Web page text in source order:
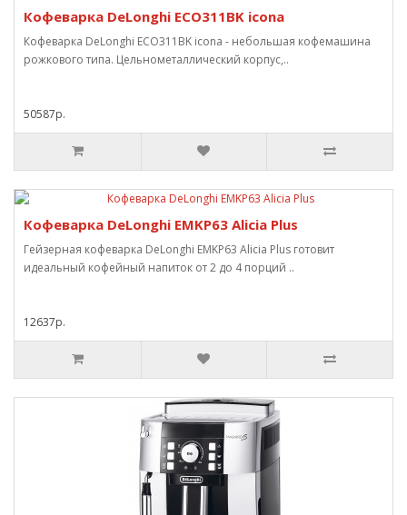
Кофеварка DeLonghi ECO311BK icona
Кофеварка DeLonghi ECO311BK icona - небольшая кофемашина
рожкового типа. Цельнометаллический корпус,..
50587р.
Кофеварка DeLonghi EMKP63 Alicia Plus
Гейзерная кофеварка DeLonghi EMKP63 Alicia Plus готовит
идеальный кофейный напиток от 2 до 4 порций ..
12637р.